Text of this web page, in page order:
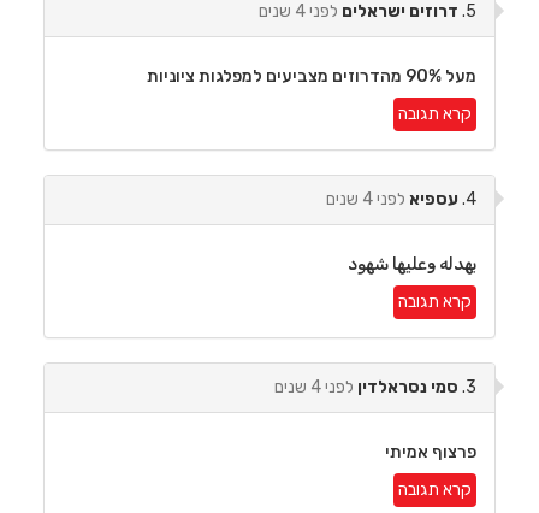
דרוזים ישראלים לפני 4 שנים
מעל 90% מהדרוזים מצביעים למפלגות ציוניות
קרא תגובה
עספיא לפני 4 שנים
بهدله وعليها شهود
קרא תגובה
סמי נסראלדיןלפני 4 שנים
פרצוף אמיתי
קרא תגובה